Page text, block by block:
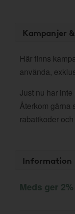
Kampanjer
Här finns
använda,
Just nu har
Återkom gärna
rabattkoder
Information
Meds ger